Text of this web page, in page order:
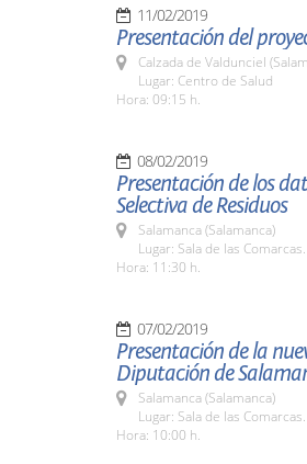
11/02/2019
Presentación del
Calzada de Valdunciel
Lugar: Centro de Salud
Hora: 09:15 h.
08/02/2019
Presentación de los
Selectiva de Residuos
Salamanca (Salamanca)
Lugar: Sala de las
Hora: 11:30 h.
07/02/2019
Presentación de la
Diputación de
Salamanca (Salamanca)
Lugar: Sala de las
Hora: 10:00 h.